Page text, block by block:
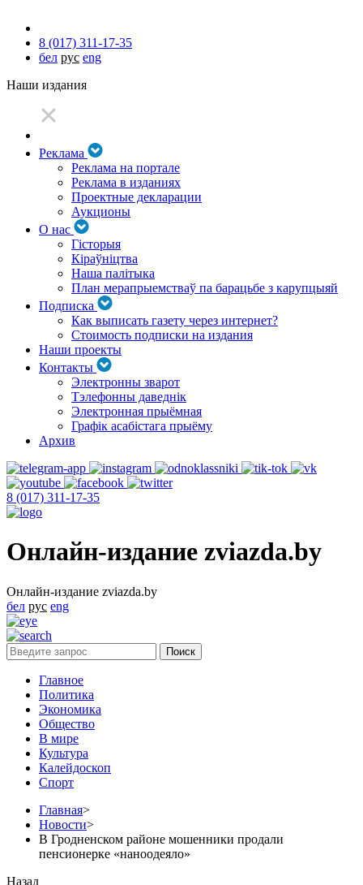
8 (017) 311-17-35
бел рус eng
Наши издания
Реклама
Реклама на портале
Реклама в изданиях
Проектные декларации
Аукционы
О нас
Гісторыя
Кіраўніцтва
Наша палітыка
План мерапрыемстваў па барацьбе з карупцыяй
Подписка
Как выписать газету через интернет?
Стоимость подписки на издания
Наши проекты
Контакты
Электронны зварот
Тэлефонны даведнік
Электронная прыёмная
Графік асабістага прыёму
Архив
8 (017) 311-17-35
Онлайн-издание zviazda.by
Онлайн-издание zviazda.by
бел рус eng
Главное
Политика
Экономика
Общество
В мире
Культура
Калейдоскоп
Спорт
Главная>
Новости>
В Гродненском районе мошенники продали
пенсионерке «наноодеяло»
Назад